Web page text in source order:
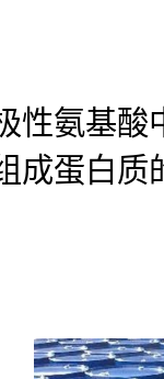
性氨基
成蛋白